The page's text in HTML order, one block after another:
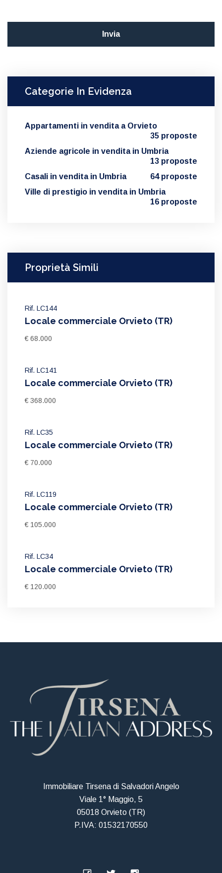
Categorie In Evidenza
Appartamenti in vendita a Orvieto
35 proposte
Aziende agricole in vendita in Umbria
13 proposte
Casali in vendita in Umbria
64 proposte
Ville di prestigio in vendita in Umbria
16 proposte
Proprietà Simili
Rif. LC144
Locale commerciale Orvieto (TR)
€ 68.000
Rif. LC141
Locale commerciale Orvieto (TR)
€ 368.000
Rif. LC35
Locale commerciale Orvieto (TR)
€ 70.000
Rif. LC119
Locale commerciale Orvieto (TR)
€ 105.000
Rif. LC34
Locale commerciale Orvieto (TR)
€ 120.000
Immobiliare Tirsena di Salvadori Angelo
Viale 1° Maggio, 5
05018 Orvieto (TR)
P.IVA: 01532170550